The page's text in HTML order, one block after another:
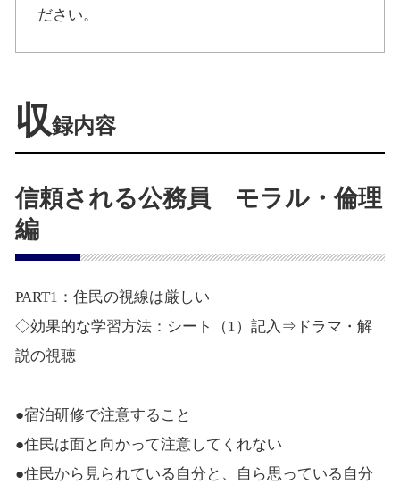
ださい。
収録内容
信頼される公務員 モラル・倫理
編
PART1：住民の視線は厳しい
◇効果的な学習方法：シート（1）記入⇒ドラマ・解
説の視聴
●宿泊研修で注意すること
●住民は面と向かって注意してくれない
●住民から見られている自分と、自ら思っている自分